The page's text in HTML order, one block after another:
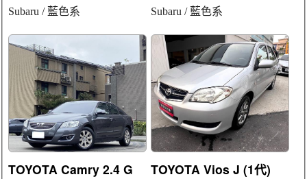
Subaru / 藍色系
Subaru / 藍色系
TOYOTA Camry 2.4 G
TOYOTA Vios J (1代)